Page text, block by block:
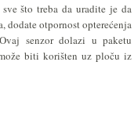
što treba da uradite je da
dodate otpornost opterećenja
Ovaj senzor dolazi u paketu
biti korišten uz ploču iz